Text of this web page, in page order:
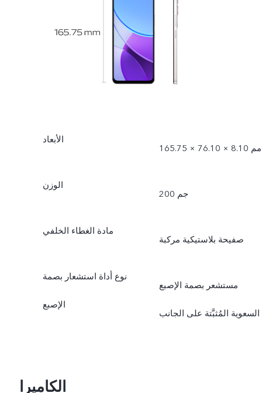
الأبعاد
165.75 × 76.10 × 8.10 مم
الوزن
200 جم
مادة الغطاء الخلفي
صفيحة بلاستيكية مركبة
نوع أداة استشعار بصمة
الإصبع
مستشعر بصمة الإصبع
السعوية المُثبَّتة على الجانب
الكاميرا